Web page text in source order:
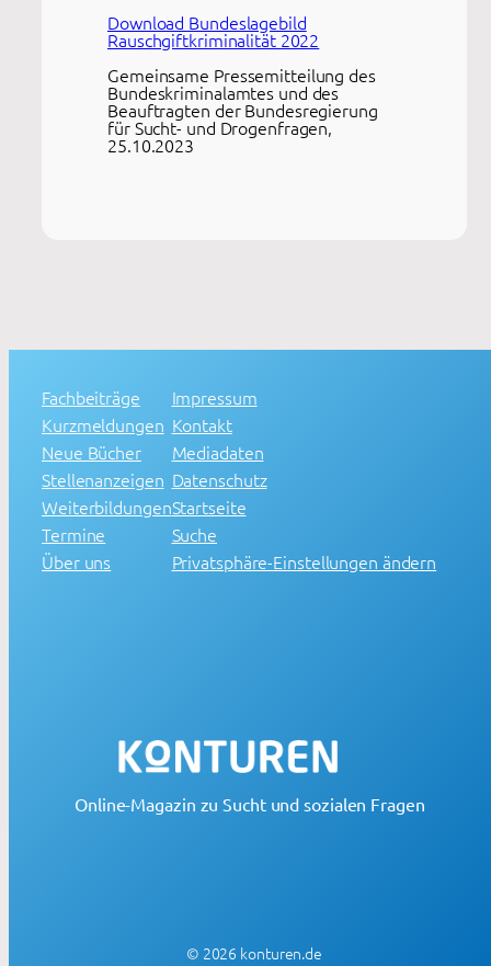
Download Bundeslagebild
Rauschgiftkriminalität 2022
Gemeinsame Pressemitteilung des
Bundeskriminalamtes und des
Beauftragten der Bundesregierung
für Sucht- und Drogenfragen,
25.10.2023
Fachbeiträge
Kurzmeldungen
Neue Bücher
Stellenanzeigen
Weiterbildungen
Termine
Über uns
Impressum
Kontakt
Mediadaten
Datenschutz
Startseite
Suche
Privatsphäre-Einstellungen ändern
Online-Magazin zu Sucht und sozialen Fragen
© 2026 konturen.de